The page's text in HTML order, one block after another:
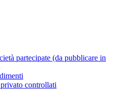
partecipate (da pubblicare in
controllati